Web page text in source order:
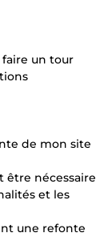
faire un tour
de mon site
être nécessaire
et les
une refonte